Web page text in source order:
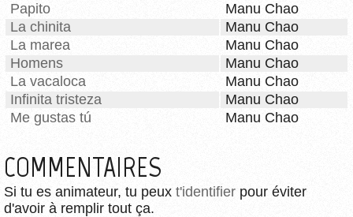
Papito
Manu Chao
La chinita
Manu Chao
La marea
Manu Chao
Homens
Manu Chao
La vacaloca
Manu Chao
Infinita tristeza
Manu Chao
Me gustas tú
Manu Chao
COMMENTAIRES
Si tu es animateur, tu peux t'identifier pour éviter
d'avoir à remplir tout ça.